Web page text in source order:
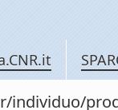
individuo/